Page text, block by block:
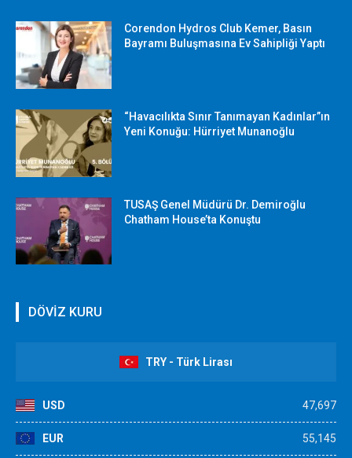
Corendon Hydros Club Kemer, Basın
Bayramı Buluşmasına Ev Sahipliği Yaptı
“Havacılıkta Sınır Tanımayan Kadınlar”ın
Yeni Konuğu: Hürriyet Munanoğlu
TUSAŞ Genel Müdürü Dr. Demiroğlu
Chatham House’ta Konuştu
DÖVİZ KURU
TRY - Türk Lirası
USD 47,697
EUR 55,145